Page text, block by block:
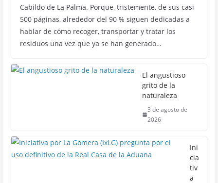
Cabildo de La Palma. Porque, tristemente, de sus casi
500 páginas, alrededor del 90 % siguen dedicadas a
hablar de cómo recoger, transportar y tratar los
residuos una vez que ya se han generado…
El angustioso
grito de la
naturaleza
3 de agosto de
2026
Ini
cia
tiv
a